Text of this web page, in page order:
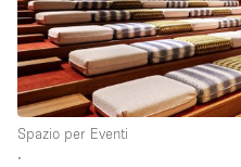
Spazio per Eventi
∙